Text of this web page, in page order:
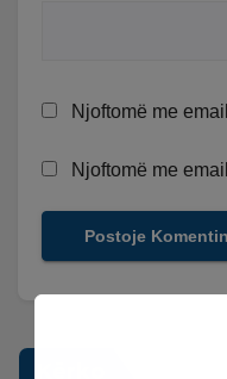
Njoftomë me
Njoftomë me